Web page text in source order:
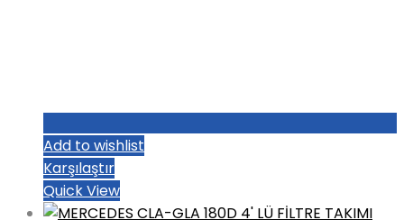
Add to wishlist
Karşılaştır
Quick View